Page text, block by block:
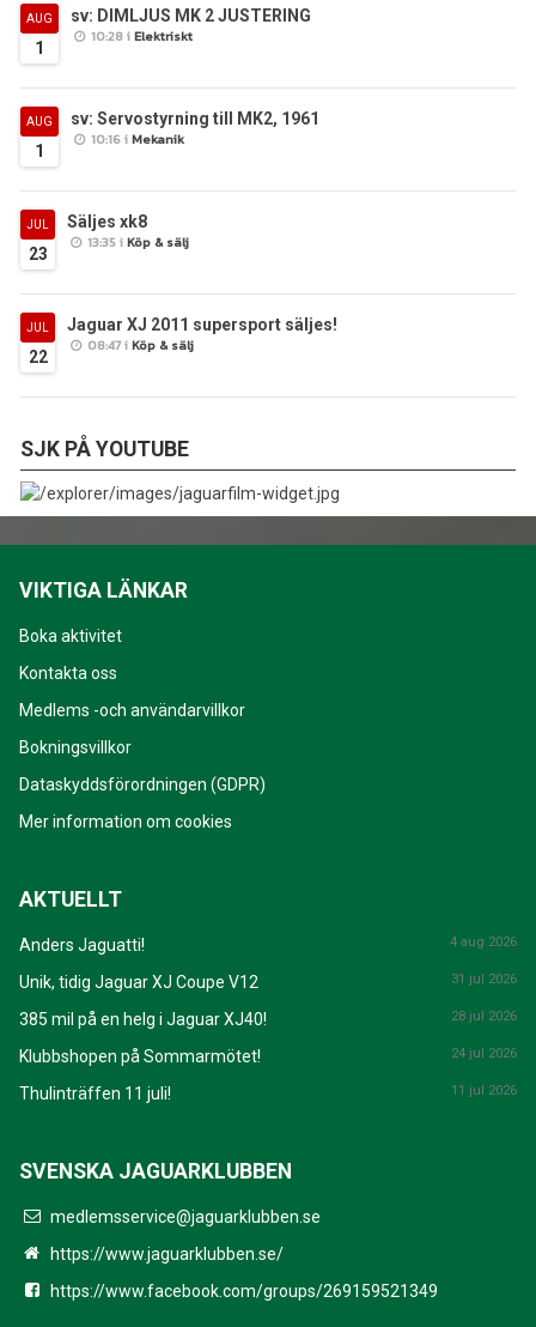
AUG
1
sv: DIMLJUS MK 2 JUSTERING
10:28 iElektriskt
AUG
1
sv: Servostyrning till MK2, 1961
10:16 iMekanik
JUL
23
Säljes xk8
13:35 iKöp & sälj
JUL
22
Jaguar XJ 2011 supersport säljes!
08:47 iKöp & sälj
SJK PÅ YOUTUBE
VIKTIGA LÄNKAR
Boka aktivitet
Kontakta oss
Medlems -och användarvillkor
Bokningsvillkor
Dataskyddsförordningen (GDPR)
Mer information om cookies
AKTUELLT
Anders Jaguatti! 4 aug 2026
Unik, tidig Jaguar XJ Coupe V12 31 jul 2026
385 mil på en helg i Jaguar XJ40! 28 jul 2026
Klubbshopen på Sommarmötet! 24 jul 2026
Thulinträffen 11 juli! 11 jul 2026
SVENSKA JAGUARKLUBBEN
medlemsservice@jaguarklubben.se
https://www.jaguarklubben.se/
https://www.facebook.com/groups/269159521349